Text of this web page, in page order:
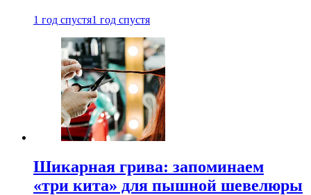
1 год спустя1 год спустя
Шикарная грива: запоминаем
«три кита» для пышной шевелюры